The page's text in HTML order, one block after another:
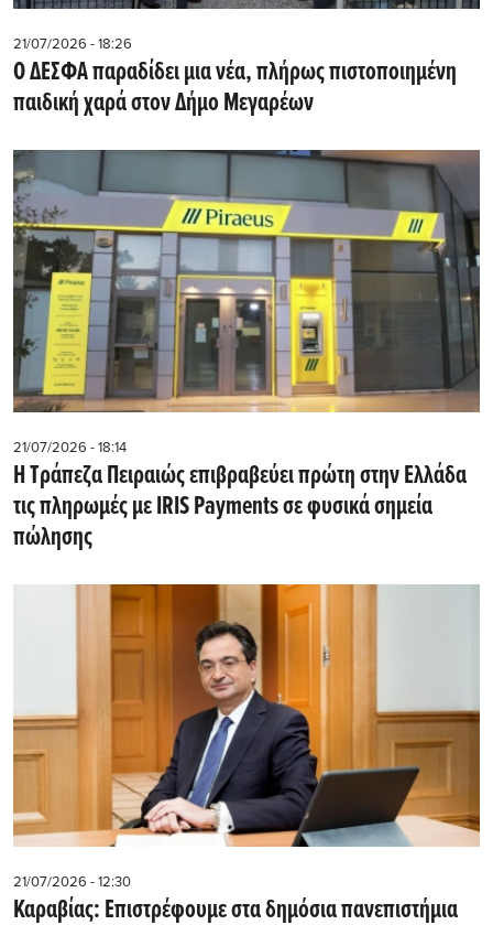
21/07/2026 - 18:26
Ο ΔΕΣΦΑ παραδίδει μια νέα, πλήρως πιστοποιημένη
παιδική χαρά στον Δήμο Μεγαρέων
21/07/2026 - 18:14
Η Τράπεζα Πειραιώς επιβραβεύει πρώτη στην Ελλάδα
τις πληρωμές με IRIS Payments σε φυσικά σημεία
πώλησης
21/07/2026 - 12:30
Καραβίας: Επιστρέφουμε στα δημόσια πανεπιστήμια